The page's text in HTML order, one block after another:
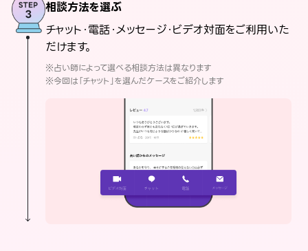
相談方法を選ぶ
チャット・電話・メッセージ・ビデオ対面をご利用いた
だけます。
※占い師によって選べる相談方法は異なります
※今回は「チャット」を選んだケースをご紹介します